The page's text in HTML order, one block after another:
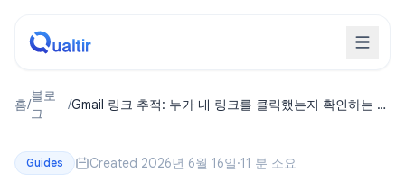
홈/
블로
그
/Gmail 링크 추적: 누가 내 링크를 클릭했는지 확인하는 방
Guides Created 2026년 6월 16일·11 분 소요